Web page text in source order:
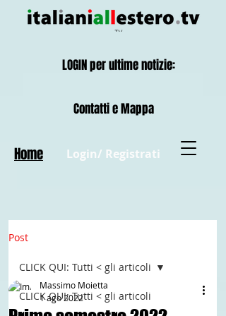
Login/ Registrati
Contatti e Mappa
Home
LOGIN per ultime notizie:
Post
CLICK QUI: Tutti < gli articoli
CLICK QUI: Tutti < gli articoli
Massimo Moietta
1 ago 2022